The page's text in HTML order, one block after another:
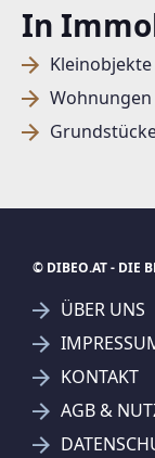
In
© DIBEO.AT - DIE
ÜBER UNS
KONTAKT
AGB &